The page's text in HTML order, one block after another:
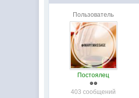
Пользователь
Постоялец
403 сообщений